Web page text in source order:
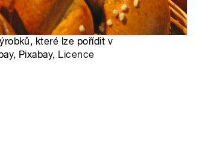
které lze pořídit v
Pixabay, Licence